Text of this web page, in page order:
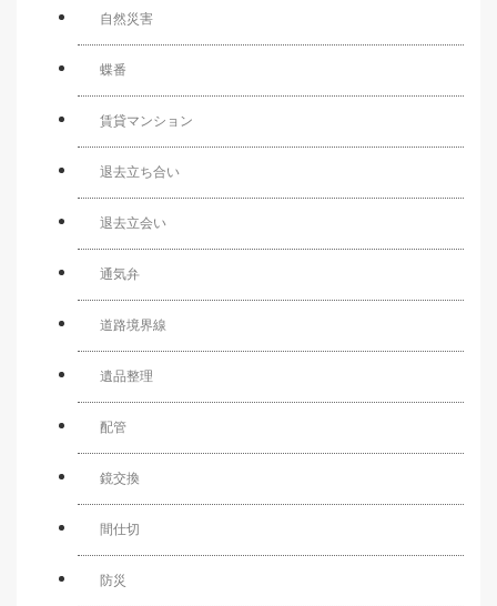
自然災害
蝶番
賃貸マンション
退去立ち合い
退去立会い
通気弁
道路境界線
遺品整理
配管
鏡交換
間仕切
防災